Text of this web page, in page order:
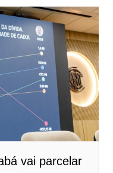
vai parcelar